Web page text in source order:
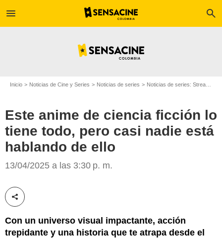
menu search
Inicio Noticias de Cine y Series Noticias de series Noticias de series: Streaming
Este anime de ciencia ficción lo
tiene todo, pero casi nadie está
hablando de ello
13/04/2025 a las 3:30 p. m.
Compartir esta noticia
Con un universo visual impactante, acción
trepidante y una historia que te atrapa desde el